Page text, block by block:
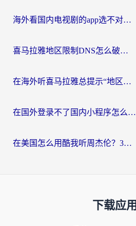
海外看国内电视剧的app选不对？这份回国加速器避坑指南帮你流畅追剧
喜马拉雅地区限制DNS怎么破？海外党听国内音乐听书的终极解决方案
在海外听喜马拉雅总提示“地区限制”？3步轻松解除+听国内音乐全攻略
在国外登录不了国内小程序怎么办？选对回国加速器，轻松解锁国内资源
在美国怎么用酷我听周杰伦？3步搞定海外听歌难题
下载应用